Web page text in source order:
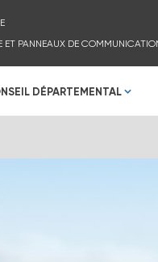
ET PANNEAUX DE
DÉPARTEMENTAL